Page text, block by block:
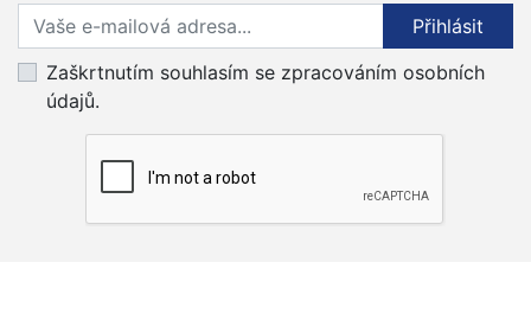
Přihlaste se k odběru novinek
Přihlásit
Zaškrtnutím souhlasím se zpracováním osobních
údajů.